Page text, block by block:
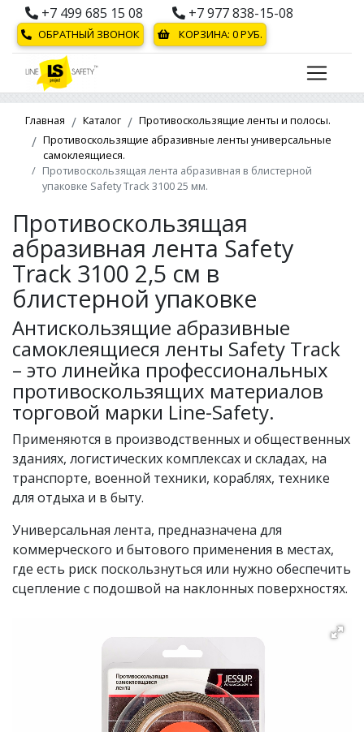
+7 499 685 15 08 +7 977 838-15-08
ОБРАТНЫЙ ЗВОНОК КОРЗИНА: 0РУБ.
Главная Каталог
Противоскользящие ленты и полосы.
Противоскользящие абразивные ленты универсальные
самоклеящиеся.
Противоскользящая лента абразивная в блистерной
упаковке Safety Track 3100 25 мм.
Противоскользящая
абразивная лента Safety
Track 3100 2,5 см в
блистерной упаковке
Антискользящие абразивные
самоклеящиеся ленты Safety Track
– это линейка профессиональных
противоскользящих материалов
торговой марки Line-Safety.
Применяются в производственных и общественных
зданиях, логистических комплексах и складах, на
транспорте, военной техники, кораблях, технике
для отдыха и в быту.
Универсальная лента, предназначена для
коммерческого и бытового применения в местах,
где есть риск поскользнуться или нужно обеспечить
сцепление с подошвой на наклонных поверхностях.